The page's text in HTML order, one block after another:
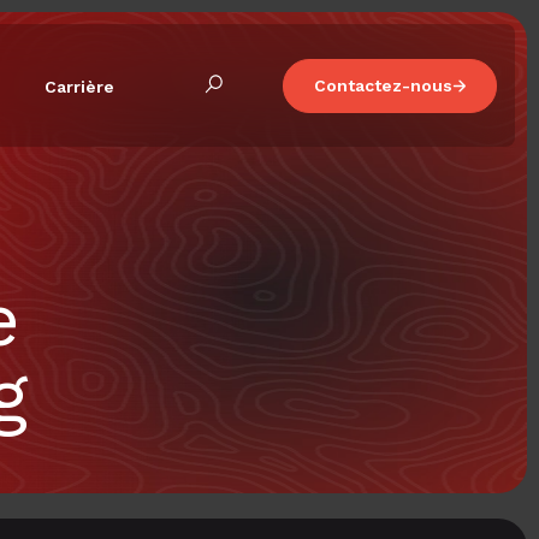
Carrière Contactez-nous